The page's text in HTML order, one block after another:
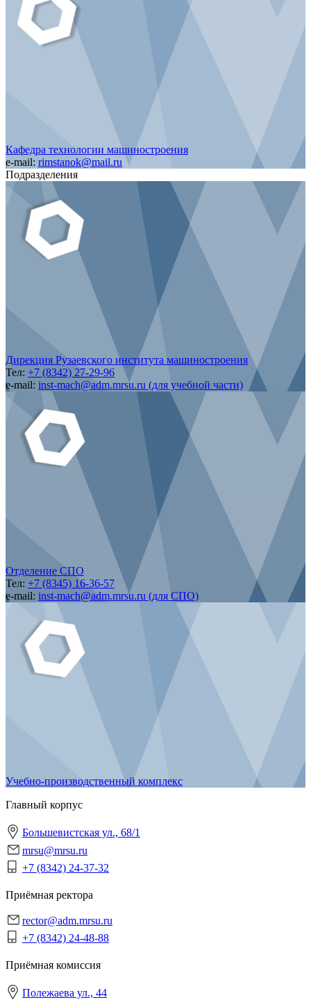
Кафедра технологии машиностроения
e-mail: rimstanok@mail.ru
Подразделения
Дирекция Рузаевского института машиностроения
Тел: +7 (8342) 27-29-96
e-mail: inst-mach@adm.mrsu.ru (для учебной части)
Отделение СПО
Тел: +7 (8345) 16-36-57
e-mail: inst-mach@adm.mrsu.ru (для СПО)
Учебно-производственный комплекс
Главный корпус
Большевистская ул., 68/1
mrsu@mrsu.ru
+7 (8342) 24-37-32
Приёмная ректора
rector@adm.mrsu.ru
+7 (8342) 24-48-88
Приёмная комиссия
Полежаева ул., 44